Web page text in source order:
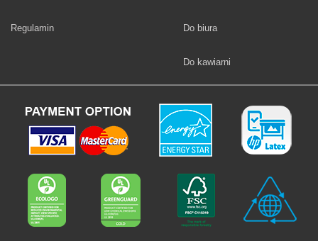
Regulamin Fototapety
Do biura
Fototapety
Do kawiarni